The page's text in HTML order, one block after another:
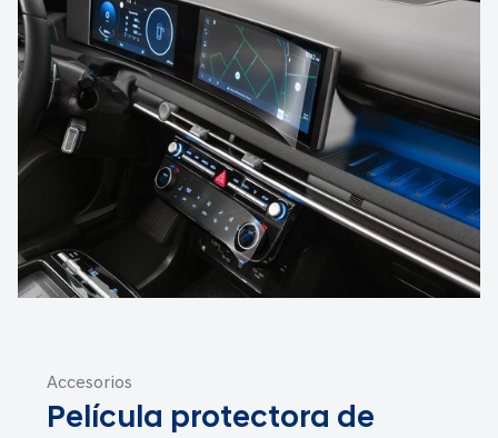
Accesorios
Película protectora de
final
de
la
galería
imágenes
comienzo